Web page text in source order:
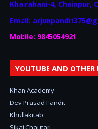
Khairahani-4, Chainpur,
Email:
Mobile: 9845054921
YOUTUBE AND OTHER
Khan Academy
Dev Prasad Pandit
Khullakitab
Sikai Chautari